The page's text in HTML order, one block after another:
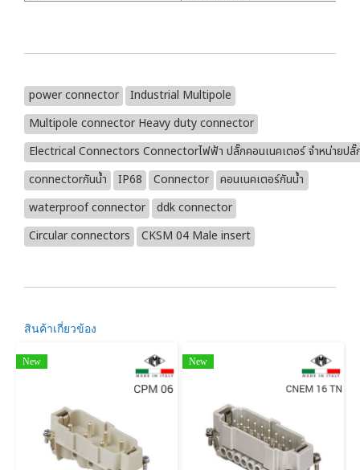
power connector
Industrial Multipole
Multipole connector Heavy duty connector
Electrical Connectors Connectorไฟฟ้า ปลั๊กคอนเนคเตอร์ จำหน่ายป
connectorกันน้ำ
IP68 Connector
คอนเนคเตอร์กันน้ำ
waterproof connector
ddk connector
Circular connectors
CKSM 04 Male insert
สินค้าเกี่ยวข้อง
New New